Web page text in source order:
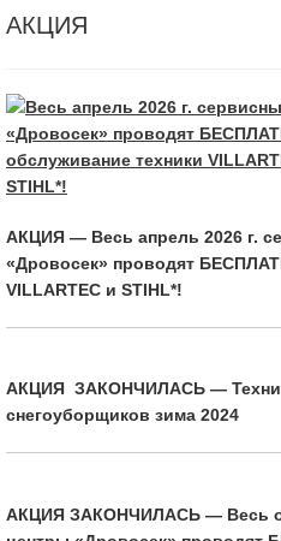
АКЦИЯ
АКЦИЯ — Весь апрель 2026 г.
«Дровосек» проводят
VILLARTEC и STIHL*!
АКЦИЯ ЗАКОНЧИЛАСЬ —
снегоуборщиков зима 2024
АКЦИЯ ЗАКОНЧИЛАСЬ — Весь